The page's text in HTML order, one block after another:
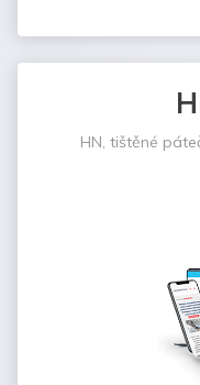
HN, tištěné